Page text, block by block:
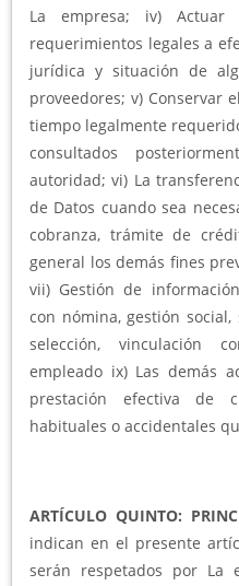
La empresa; iv)
requerimientos legales a
jurídica y situación de
proveedores; v) Conservar
tiempo legalmente
consultados
autoridad; vi) La
de Datos cuando sea
cobranza, trámite de
general los demás fines
vii) Gestión de
con nómina, gestión
selección, vinculación
empleado ix) Las demás
prestación efectiva de
habituales o accidentales
ARTÍCULO QUINTO:
indican en el presente
serán respetados por La